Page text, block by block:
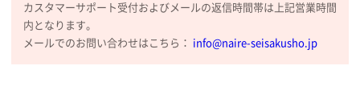
広島県(社様
カスタマーサポート受付およびメールの返信時間帯は上記営業時間
内となります。
メールでのお問い合わせはこちら： info@naire-seisakusho.jp